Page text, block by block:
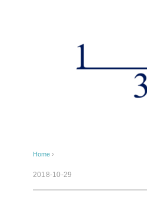
Home ›
2018-10-29